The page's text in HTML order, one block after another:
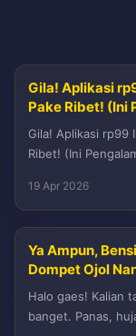
Gila! Aplikasi
Pake Ribet! (Ini
Gila! Aplikasi rp99
Ribet! (Ini
19 Apr 2026
Ya Ampun,
Dompet Ojol
Halo gaes! Kalian
banget. Panas,